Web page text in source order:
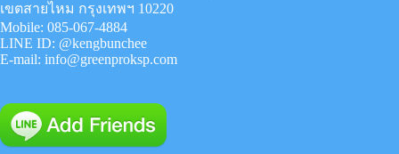
เขตสายไหม กรุงเทพฯ 10220
Mobile: 085-067-4884
LINE ID: @kengbunchee
E-mail: info@greenproksp.com